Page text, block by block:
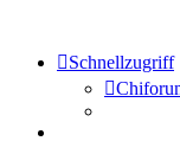
Schnellzugriff